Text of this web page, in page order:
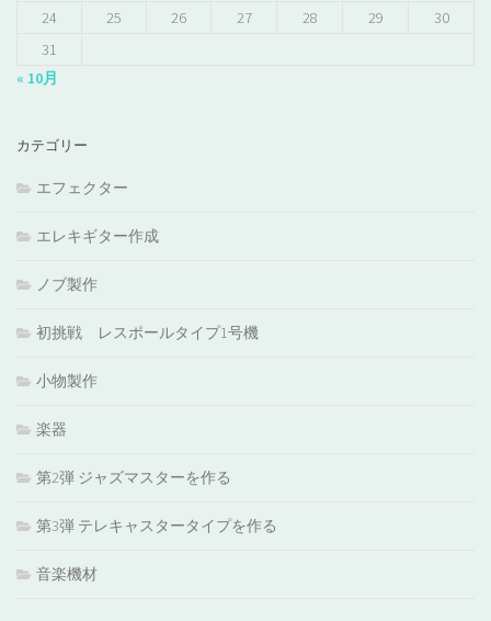
24
25 26 27 28 29
30
31
« 10月
カテゴリー
エフェクター
エレキギター作成
ノブ製作
初挑戦 レスポールタイプ1号機
小物製作
楽器
第2弾 ジャズマスターを作る
第3弾 テレキャスタータイプを作る
音楽機材